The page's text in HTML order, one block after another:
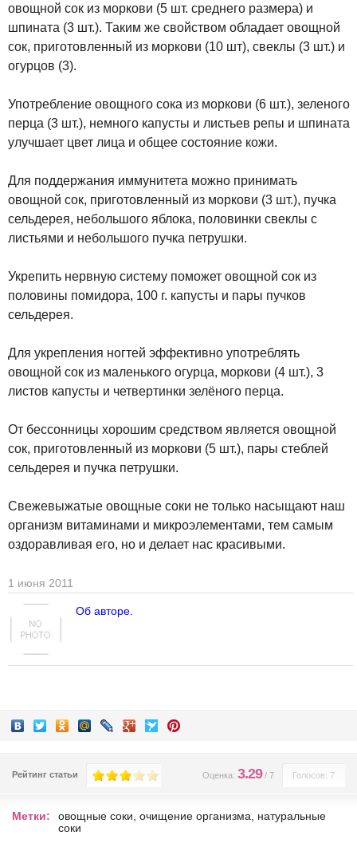
овощной сок из моркови (5 шт. среднего размера) и
шпината (3 шт.). Таким же свойством обладает овощной
сок, приготовленный из моркови (10 шт), свеклы (3 шт.) и
огурцов (3).
Употребление овощного сока из моркови (6 шт.), зеленого
перца (3 шт.), немного капусты и листьев репы и шпината
улучшает цвет лица и общее состояние кожи.
Для поддержания иммунитета можно принимать
овощной сок, приготовленный из моркови (3 шт.), пучка
сельдерея, небольшого яблока, половинки свеклы с
листьями и небольшого пучка петрушки.
Укрепить нервную систему поможет овощной сок из
половины помидора, 100 г. капусты и пары пучков
сельдерея.
Для укрепления ногтей эффективно употреблять
овощной сок из маленького огурца, моркови (4 шт.), 3
листов капусты и четвертинки зелёного перца.
От бессонницы хорошим средством является овощной
сок, приготовленный из моркови (5 шт.), пары стеблей
сельдерея и пучка петрушки.
Свежевыжатые овощные соки не только насыщают наш
организм витаминами и микроэлементами, тем самым
оздоравливая его, но и делает нас красивыми.
1 июня 2011
Об авторе.
Рейтинг статьи Голосов: 7
Оценка: 3.29/ 7
Метки: овощные соки очищение организма
натуральные
соки